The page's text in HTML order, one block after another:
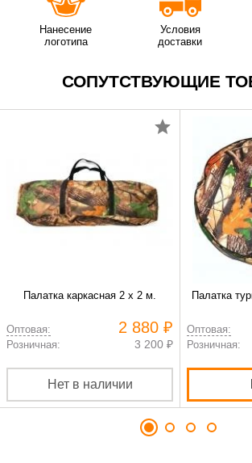
Нанесение
логотипа
Условия
доставки
СОПУТСТВУЮЩИЕ
Палатка каркасная 2 х 2 м.
Оптовая: 2 880 ₽
Розничная: 3 200 ₽
Нет в наличии
Палатка
Оптовая:
Розничная: